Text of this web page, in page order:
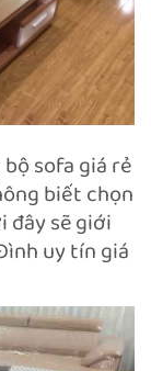
sofa giá rẻ
biết chọn
đây sẽ giới
uy tín giá